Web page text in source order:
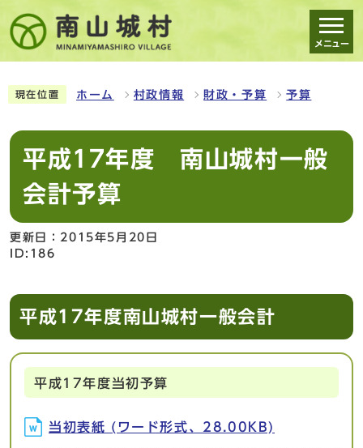
メニュー
現在位置 ホーム 村政情報 財政・予算 予算
平成17年度 南山城村一般
会計予算
更新日：2015年5月20日
ID:186
平成17年度南山城村一般会計
平成17年度当初予算
当初表紙 (ワード形式、28.00KB)